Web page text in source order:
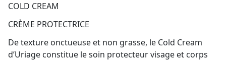
COLD CREAM
CRÈME PROTECTRICE
De texture onctueuse et non grasse, le Cold Cream
d’Uriage constitue le soin protecteur visage et corps